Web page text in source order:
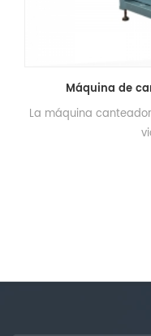
Máquina de
La máquina